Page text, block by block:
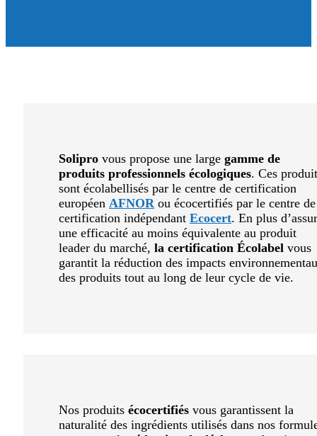
Solipro vous propose une large gamme de
produits professionnels écologiques. Ces
sont écolabellisés par le centre de certification
européen AFNOR ou écocertifiés par le centre de
certification indépendant Ecocert. En plus
une efficacité au moins équivalente au produit
leader du marché, la certification Écolabel vous
garantit la réduction des impacts
des produits tout au long de leur cycle de vie.
Nos produits écocertifiés vous garantissent la
naturalité des ingrédients utilisés dans nos